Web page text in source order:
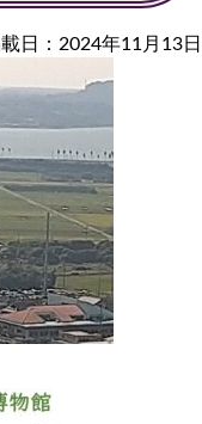
日：2024年11月13日